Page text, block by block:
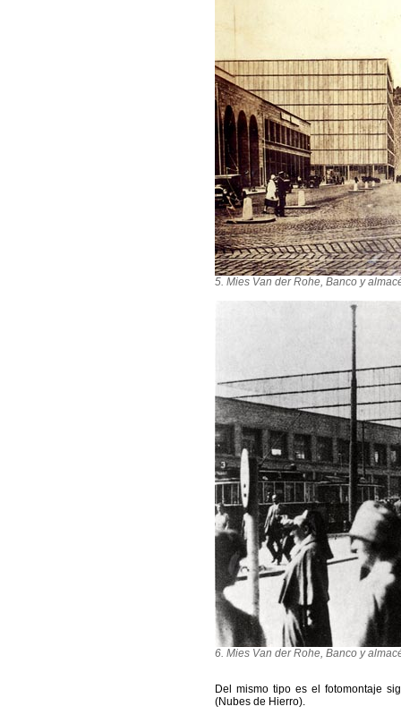
5. Mies Van der Rohe, Banco y
6. Mies Van der Rohe, Banco y
Del mismo tipo es el fotomontaje
(Nubes de Hierro).